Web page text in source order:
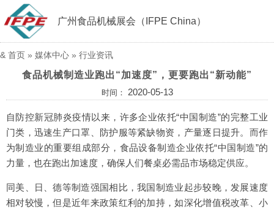
广州食品机械展会（IFPE China）
& 首页 » 媒体中心 » 行业资讯
食品机械制造业跑出“加速度”，更要跑出“新动能”
时间： 2020-05-13
自防控新冠肺炎疫情以来，许多企业依托“中国制造”的完整工业
门类，迅速生产口罩、防护服等紧缺物资，产量逐日提升。而作
为制造业的重要组成部分，食品设备制造企业依托“中国制造”的
力量，也在跑出加速度，确保人们餐桌必需品市场稳定供应。
同美、日、德等制造强国相比，我国制造业起步较晚，发展速度
相对较慢，但是近年来政策红利的加持，如深化增值税改革、小